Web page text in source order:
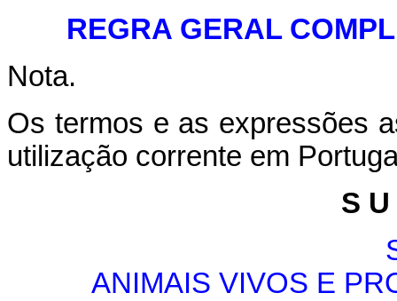
REGRA GERAL
Nota.
Os termos e as expressões
utilização corrente em
S
ANIMAIS VIVOS E